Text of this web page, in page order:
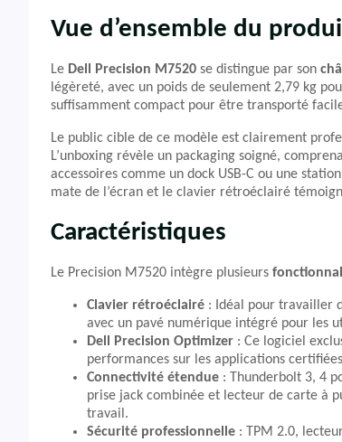
Vue d’ensemble du
Le Dell Precision M7520 se distingue par son
légèreté, avec un poids de seulement 2,79 kg
suffisamment compact pour être transporté
Le public cible de ce modèle est clairement
L’unboxing révèle un packaging soigné,
accessoires comme un dock USB-C ou une
mate de l’écran et le clavier rétroéclairé
Caractéristiques
Le Precision M7520 intègre plusieurs
Clavier rétroéclairé : Idéal pour travailler
avec un pavé numérique intégré pour les
Dell Precision Optimizer : Ce logiciel
performances sur les applications
Connectivité étendue : Thunderbolt 3, 4
prise jack combinée et lecteur de carte à
travail.
Sécurité professionnelle : TPM 2.0,